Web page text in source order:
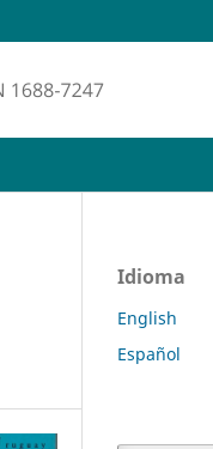
Idioma
English
Español